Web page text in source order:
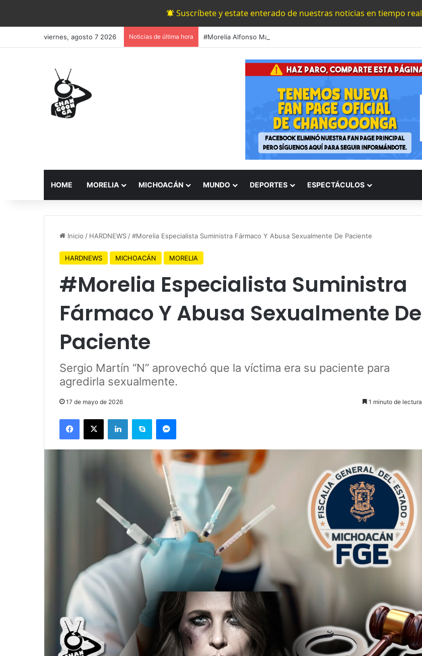
Suscríbete y estate enterado de nuestras noticias en tiempo real
viernes, agosto 7 2026 Noticias de última hora
HOME MORELIA MICHOACÁN MUNDO DEPORTES ESPECTÁCULOS
Inicio / HARDNEWS /#Morelia Especialista Suministra Fármaco Y Abusa Sexualmente De Paciente
HARDNEWS MICHOACÁN MORELIA
#Morelia Especialista Suministra
Fármaco Y Abusa Sexualmente De
Paciente
Sergio Martín “N” aprovechó que la víctima era su paciente para
agredirla sexualmente.
17 de mayo de 2026 1 minuto de lectura
Facebook
X LinkedInSkype Messenger